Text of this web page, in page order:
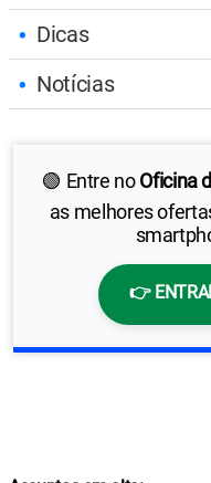
Dicas
Notícias
🟢 Entre noOficina
as melhores
👉